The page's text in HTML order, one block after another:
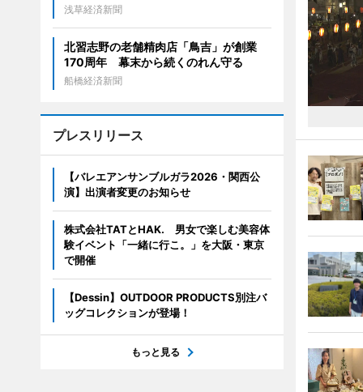
浅草経済新聞
北習志野の老舗精肉店「鳥吉」が創業
170周年 幕末から続くのれん守る
船橋経済新聞
プレスリリース
【バレエアンサンブルガラ2026・関西公
演】出演者変更のお知らせ
株式会社TATとHAK. 男女で楽しむ美容体
験イベント「一緒に行こ。」を大阪・東京
で開催
【Dessin】OUTDOOR PRODUCTS別注バ
ッグコレクションが登場！
もっと見る